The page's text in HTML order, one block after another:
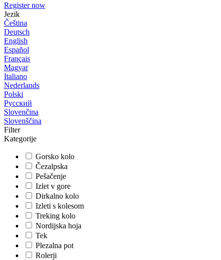
Register now
Jezik
Čeština
Deutsch
English
Español
Français
Magyar
Italiano
Nederlands
Polski
Русский
Slovenčina
Slovenščina
Filter
Kategorije
Gorsko kolo
Čezalpska
Pešačenje
Izlet v gore
Dirkalno kolo
Izleti s kolesom
Treking kolo
Nordijska hoja
Tek
Plezalna pot
Rolerji